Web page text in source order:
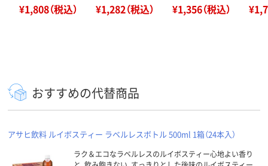
¥1,808（税込） ¥1,282（税込） ¥1,356（税込）
おすすめの代替商品
アサヒ飲料 ルイボスティー ラベルレスボトル 500ml 1箱（24本入）
ラク＆エコなラベルレスのルイボスティー心地よい香り